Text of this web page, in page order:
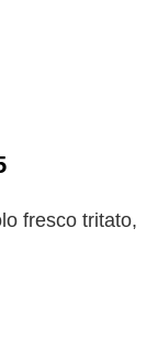
fresco tritato,